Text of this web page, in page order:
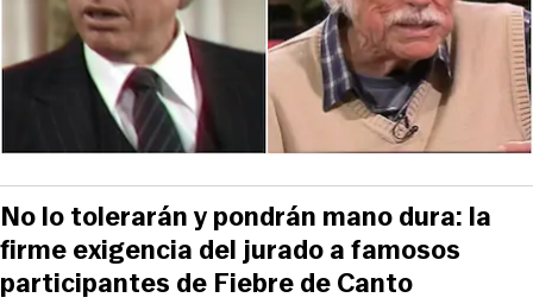
No lo tolerarán y pondrán mano dura: la
firme exigencia del jurado a famosos
participantes de Fiebre de Canto